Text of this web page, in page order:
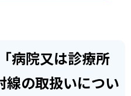
病院又は診療所
線の取扱いについ